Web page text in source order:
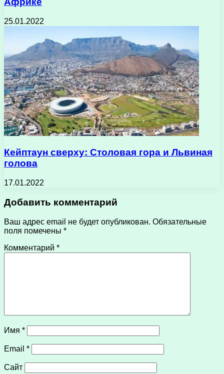
25.01.2022
Кейптаун сверху: Столовая гора и Львиная
голова
17.01.2022
Добавить комментарий
Ваш адрес email не будет опубликован. Обязательные
поля помечены *
Комментарий *
Имя *
Email *
Сайт